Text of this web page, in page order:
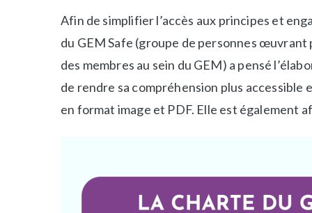
b
l
é
d
a
i
q
e
t
é
Afin de simplifier l’accès aux principes et
du GEM Safe (groupe de personnes
des membres au sein du GEM) a pensé
de rendre sa compréhension plus accessible
en format image et PDF. Elle est également